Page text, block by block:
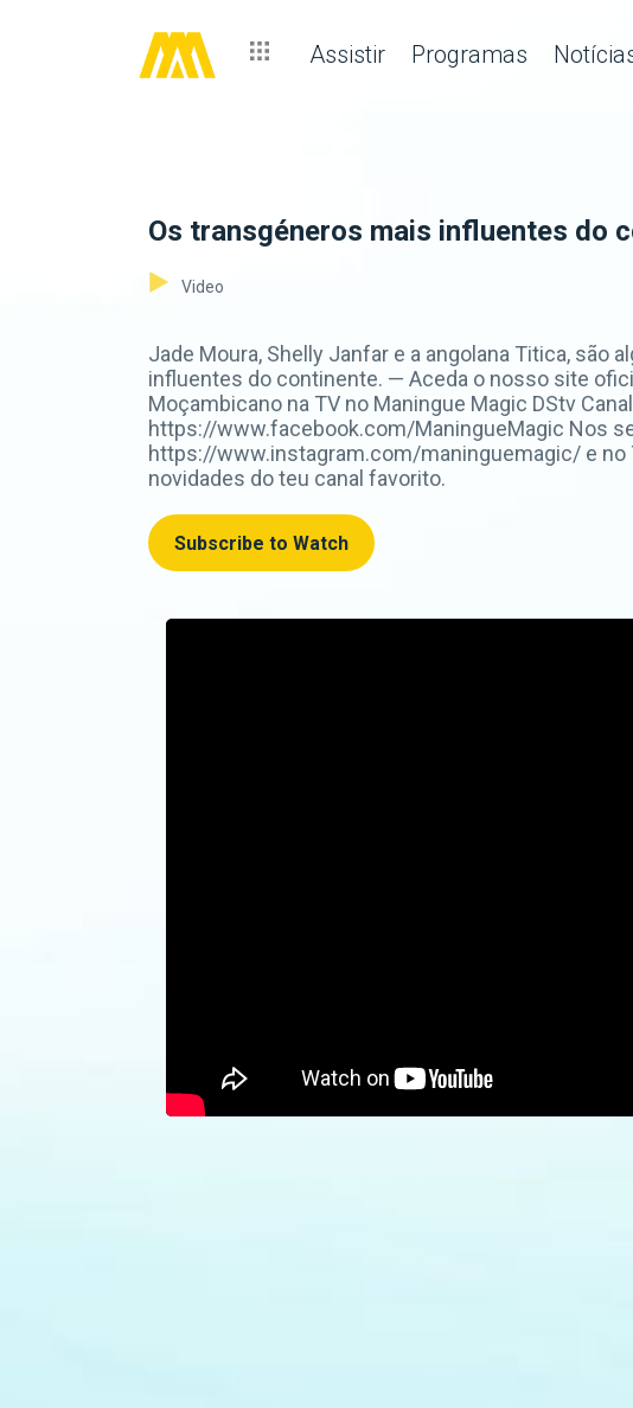
Assistir Programas
Os transgéneros mais influentes do
Video
Jade Moura, Shelly Janfar e a angolana Titica,
influentes do continente. — Aceda o nosso site
Moçambicano na TV no Maningue Magic DStv
https://www.facebook.com/ManingueMagic Nos
https://www.instagram.com/maninguemagic/ e
novidades do teu canal favorito.
Subscribe to Watch